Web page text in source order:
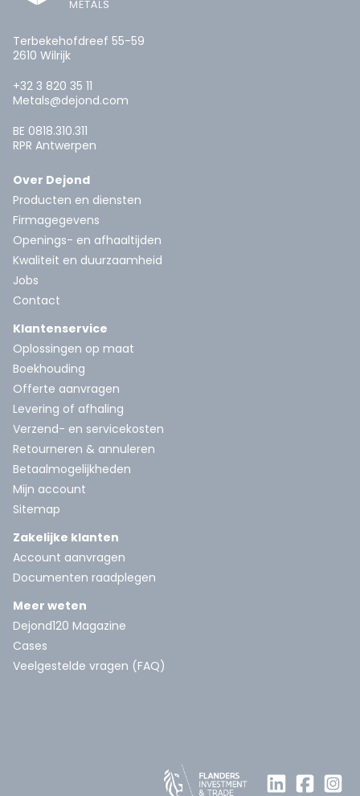
Terbekehofdreef 55-59
2610 Wilrijk
+32 3 820 35 11
Metals@dejond.com
BE 0818.310.311
RPR Antwerpen
Over Dejond
Producten en diensten
Firmagegevens
Openings- en afhaaltijden
Kwaliteit en duurzaamheid
Jobs
Contact
Klantenservice
Oplossingen op maat
Boekhouding
Offerte aanvragen
Levering of afhaling
Verzend- en servicekosten
Retourneren & annuleren
Betaalmogelijkheden
Mijn account
Sitemap
Zakelijke klanten
Account aanvragen
Documenten raadplegen
Meer weten
Dejond120 Magazine
Cases
Veelgestelde vragen (FAQ)